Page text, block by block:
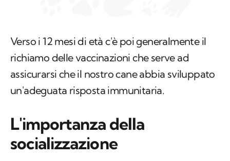
Verso i 12 mesi di età c'è poi generalmente il
richiamo delle vaccinazioni che serve ad
assicurarsi che il nostro cane abbia sviluppato
un'adeguata risposta immunitaria.
L'importanza della
socializzazione